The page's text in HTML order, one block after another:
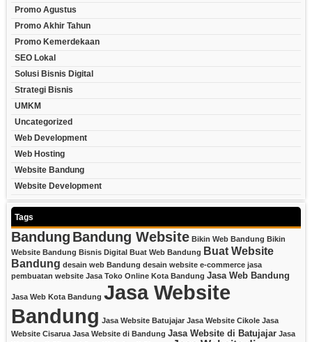
Promo Agustus
Promo Akhir Tahun
Promo Kemerdekaan
SEO Lokal
Solusi Bisnis Digital
Strategi Bisnis
UMKM
Uncategorized
Web Development
Web Hosting
Website Bandung
Website Development
Tags
Bandung Bandung Website Bikin Web Bandung Bikin
Website Bandung Bisnis Digital Buat Web Bandung Buat Website
Bandung desain web Bandung desain website e-commerce jasa
pembuatan website Jasa Toko Online Kota Bandung Jasa Web Bandung
Jasa Web Kota Bandung Jasa Website
Bandung Jasa Website Batujajar Jasa Website Cikole Jasa
Website Cisarua Jasa Website di Bandung Jasa Website di Batujajar Jasa